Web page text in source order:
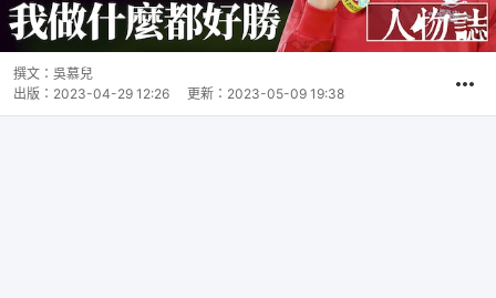
撰文： 吳慕兒
出版： 2023-04-29 12:26 更新： 2023-05-09 19:38